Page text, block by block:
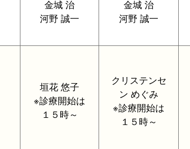
金城 治
河野 誠一
金城 治
河野 誠一
垣花 悠子
※診療開始は
１５時～
クリステンセ
ン めぐみ
※診療開始は
１５時～